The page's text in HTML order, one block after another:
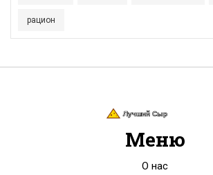
рацион
Меню
О нас